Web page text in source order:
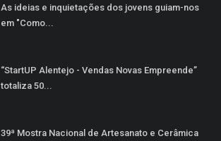
As ideias e inquietações dos jovens guiam-nos
em "Como...
“StartUP Alentejo - Vendas Novas Empreende”
totaliza 50...
39ª Mostra Nacional de Artesanato e Cerâmica